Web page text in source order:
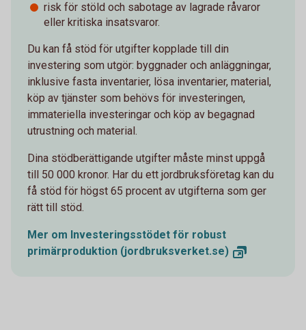
risk för stöld och sabotage av lagrade råvaror
eller kritiska insatsvaror.
Du kan få stöd för utgifter kopplade till din
investering som utgör: byggnader och anläggningar,
inklusive fasta inventarier, lösa inventarier, material,
köp av tjänster som behövs för investeringen,
immateriella investeringar och köp av begagnad
utrustning och material.
Dina stödberättigande utgifter måste minst uppgå
till 50 000 kronor. Har du ett jordbruksföretag kan du
få stöd för högst 65 procent av utgifterna som ger
rätt till stöd.
Mer om Investeringsstödet för robust
primärproduktion (jordbruksverket.se)